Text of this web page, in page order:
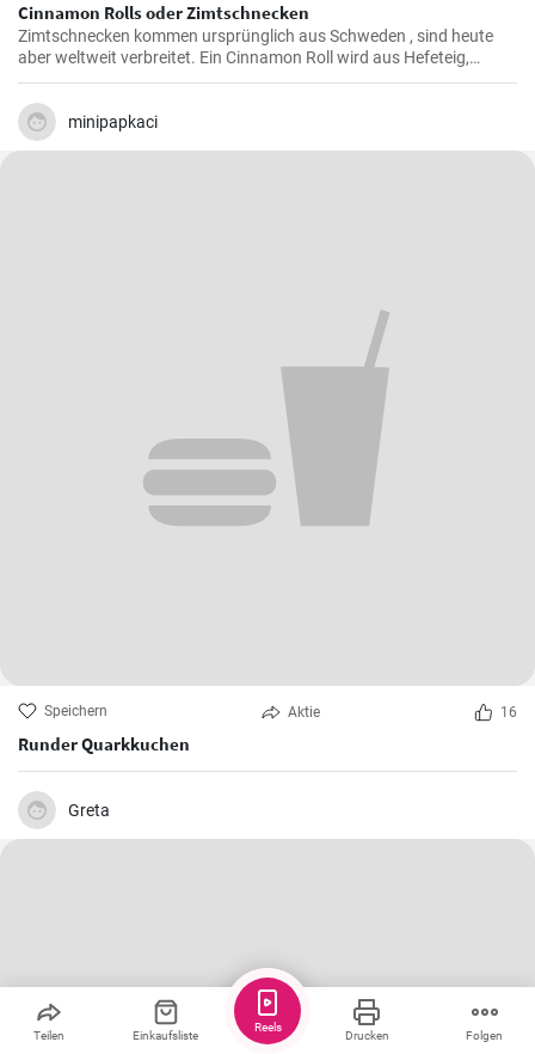
Cinnamon Rolls oder Zimtschnecken
Zimtschnecken kommen ursprünglich aus Schweden , sind heute
aber weltweit verbreitet. Ein Cinnamon Roll wird aus Hefeteig,
Butter, Zimt und Zucker zubereitet . Ihre Kinder und Kaffeegäste
werden es lieben.
minipapkaci
Speichern Aktie 16
Runder Quarkkuchen
Greta
Teilen Einkaufsliste Drucken Folgen
Reels